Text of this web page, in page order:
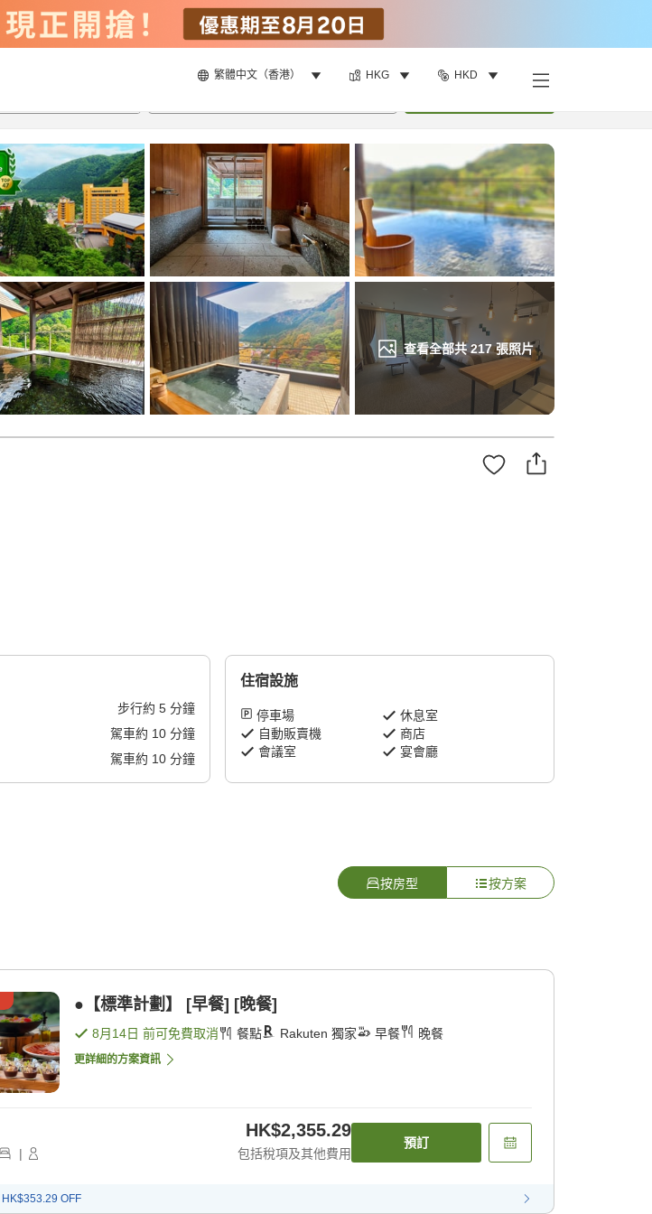
繁體中文（香港） HKG HKD
查看全部共217張照片
步行約 5分鐘
駕車約 10分鐘
駕車約 10分鐘
住宿設施
停車場
休息室
自動販賣機
商店
會議室
宴會廳
按房型 按方案
●【標準計劃】 [早餐] [晚餐]
8月14日 前可免費取消 餐點 Rakuten 獨家 早餐 晚餐
更詳細的方案資訊
|
HK$2,355.29
包括稅項及其他費用
預訂
HK$353.29 OFF